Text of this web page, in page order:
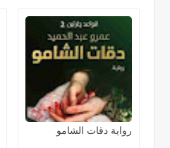
رواية دقات الشامو